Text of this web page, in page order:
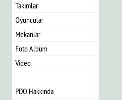
Takımlar
Oyuncular
Mekanlar
Foto Albüm
Video
PDO Hakkında